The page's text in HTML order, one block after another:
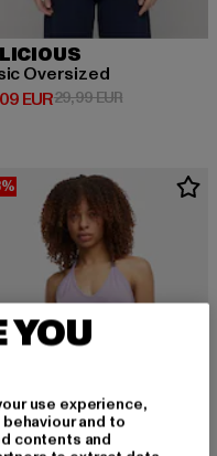
EUR
Oversized
EURPreis: 23,09 EUR
29,99 EURAktionspreis:
YOU
use experience,
and to
contents and